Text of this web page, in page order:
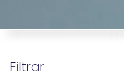
Filtrar